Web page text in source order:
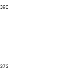
390
373